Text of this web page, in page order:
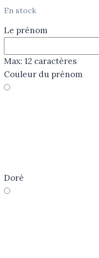
En stock
Le prénom
Max: 12 caractères
Couleur du prénom
Doré